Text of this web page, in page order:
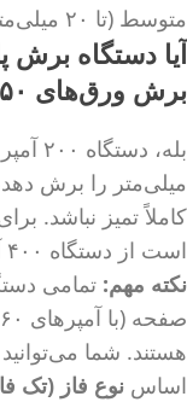
متوسط (تا ۲۰ میلی‌متر) و کارگاه‌های کوچک‌تر مناسب است.
برش ورق‌های ۵۰ میلی‌متری مناسب است؟
میلی‌متر را برش
است از دستگاه ۴۰۰ آمپر استفاده کنید.
نکته مهم: تمامی
هستند. شما
اساس نوع فاز (تک